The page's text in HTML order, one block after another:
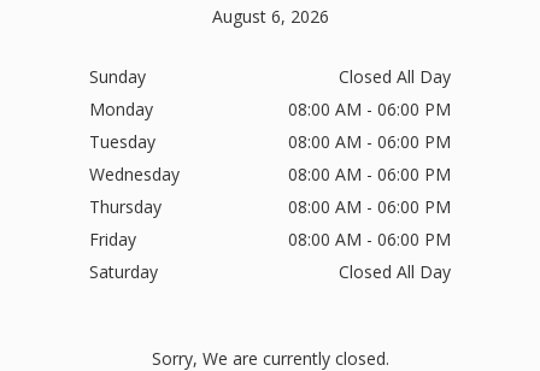
August 6, 2026
Sunday
Closed All Day
Monday
08:00 AM - 06:00 PM
Tuesday
08:00 AM - 06:00 PM
Wednesday
08:00 AM - 06:00 PM
Thursday
08:00 AM - 06:00 PM
Friday
08:00 AM - 06:00 PM
Saturday
Closed All Day
Sorry, We are currently closed.